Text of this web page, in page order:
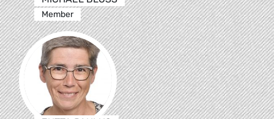
Member